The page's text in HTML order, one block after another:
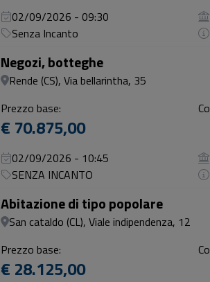
02/09/2026 - 09:30
Senza Incanto
Negozi, botteghe
Rende (CS), Via bellarintha, 35
Prezzo base:
€ 70.875,00
02/09/2026 - 10:45
SENZA INCANTO
Abitazione di tipo popolare
San cataldo (CL), Viale indipendenza, 12
Prezzo base:
€ 28.125,00